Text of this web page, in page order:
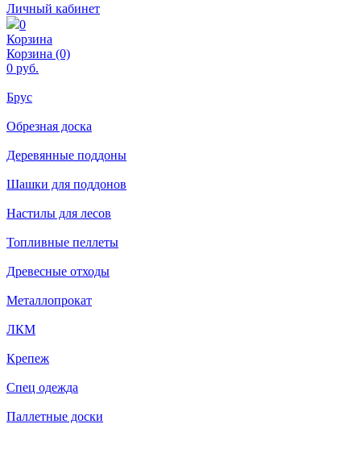
Личный кабинет
0
Корзина
Корзина (0)
0 руб.
Брус
Обрезная доска
Деревянные поддоны
Шашки для поддонов
Настилы для лесов
Топливные пеллеты
Древесные отходы
Металлопрокат
ЛКМ
Крепеж
Спец одежда
Паллетные доски